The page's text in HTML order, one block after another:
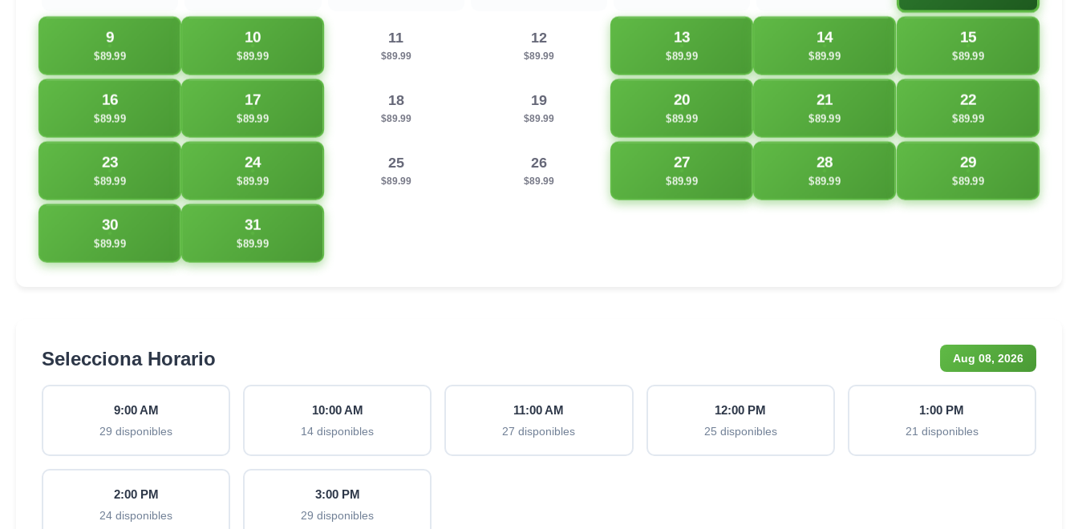
9
$89.99
10
$89.99
11
$89.99
12
$89.99
13
$89.99
14
$89.99
15
$89.99
16
$89.99
17
$89.99
18
$89.99
19
$89.99
20
$89.99
21
$89.99
22
$89.99
23
$89.99
24
$89.99
25
$89.99
26
$89.99
27
$89.99
28
$89.99
29
$89.99
30
$89.99
31
$89.99
Selecciona Horario Aug 08, 2026
9:00 AM
29 disponibles
10:00 AM
14 disponibles
11:00 AM
27 disponibles
12:00 PM
25 disponibles
1:00 PM
21 disponibles
2:00 PM
24 disponibles
3:00 PM
29 disponibles